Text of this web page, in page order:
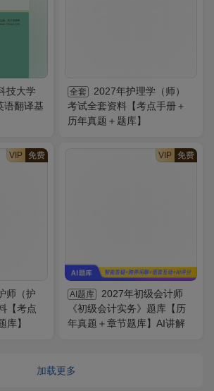
技大学
语翻译基
全套
2027年护理学（师）
考试全套资料【考点手册＋
历年真题＋题库】
VIP 免费
师（护
【考点
库】
VIP 免费
AI题库
2027年初级会计师
《初级会计实务》题库【历
年真题＋章节题库】AI讲解
加载更多